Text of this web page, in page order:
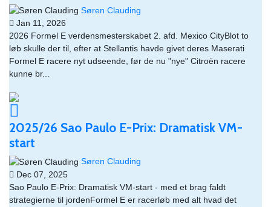
Søren Clauding
Jan 11, 2026
2026 Formel E verdensmesterskabet 2. afd. Mexico CityBlot to
løb skulle der til, efter at Stellantis havde givet deres Maserati
Formel E racere nyt udseende, før de nu "nye" Citroën racere
kunne br...
2025/26 Sao Paulo E-Prix: Dramatisk VM-
start
Søren Clauding
Dec 07, 2025
Sao Paulo E-Prix: Dramatisk VM-start - med et brag faldt
strategierne til jordenFormel E er racerløb med alt hvad det